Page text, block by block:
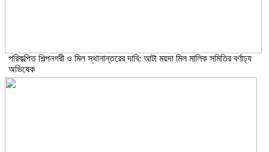
পরিকল্পিত শিল্পনগরী ও মিল স্থানান্তরের দাবি: আটা ময়দা মিল মালিক সমিতির বর্ণাঢ্য
অভিষেক